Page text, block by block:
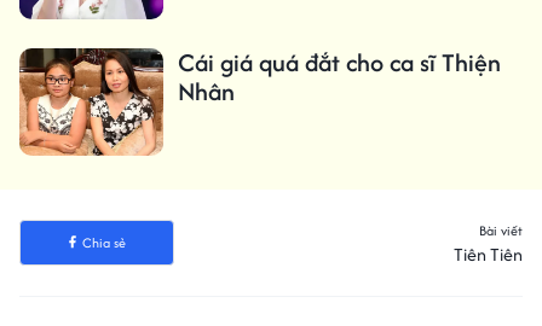
Cái giá quá đắt cho ca sĩ Thiện
Nhân
Chia sẻ
Bài viết
Tiên Tiên